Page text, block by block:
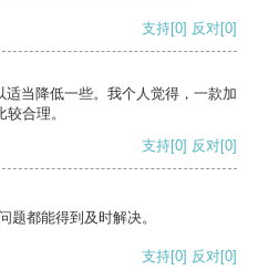
支持[0] 反对[0]
当降低一些。我个人觉得，一款加
合理。
支持[0] 反对[0]
题都能得到及时解决。
支持[0] 反对[0]